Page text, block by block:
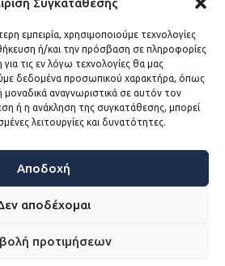
Συγκατάθεσης
εμπειρία, χρησιμοποιούμε τεχνολογίες
ή/και την πρόσβαση σε πληροφορίες
τις εν λόγω τεχνολογίες θα μας
δεδομένα προσωπικού χαρακτήρα, όπως
μοναδικά αναγνωριστικά σε αυτόν τον
ή η ανάκληση της συγκατάθεσης, μπορεί
λειτουργίες και δυνατότητες.
Αποδοχή
αποδέχομαι
προτιμήσεων
Email:
info@kede.gr
ΣΥΝΔΕΣΜΟΙ
Η ΚΕΔΕ
Sitemap
Προσβασιμότητα
Όροι χρήσης
ΕΓΚΡΙΤΟΣ GROUP - ΣΥΝΕΡΓΑΣΙΑ Α.Ε.